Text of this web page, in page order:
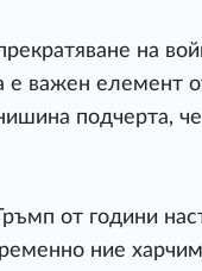
на
е важен елемент
подчерта,
от години
ние